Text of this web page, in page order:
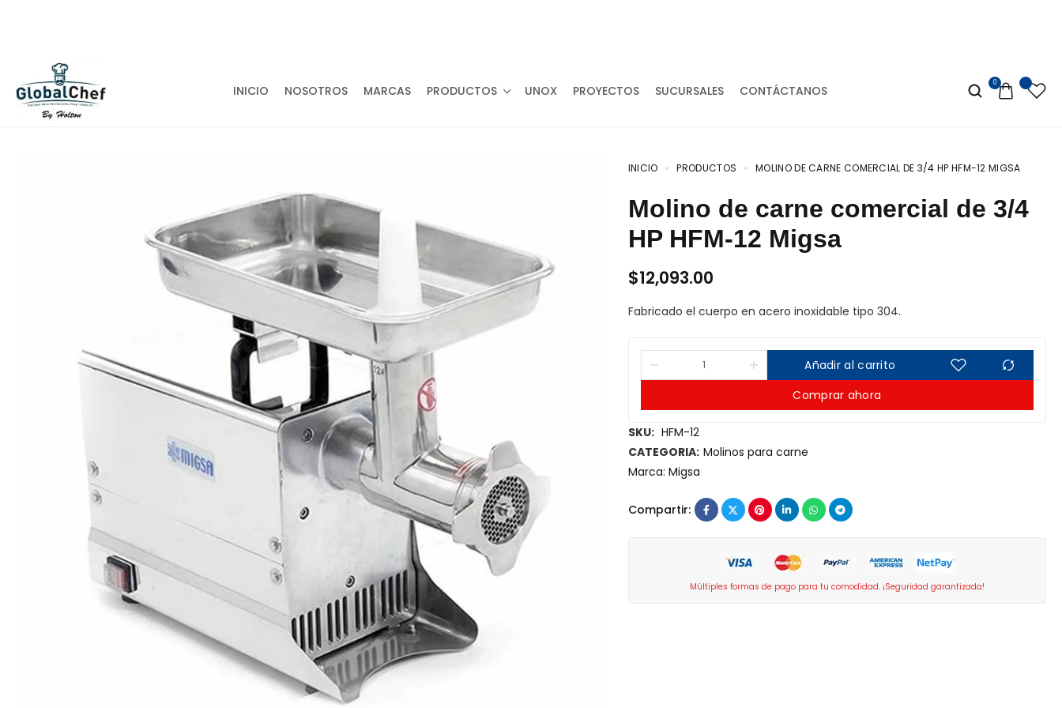
INICIO NOSOTROS MARCAS PRODUCTOS UNOX PROYECTOS SUCURSALES CONTÁCTANOS
0
INICIO PRODUCTOS MOLINO DE CARNE COMERCIAL DE 3/4 HP HFM-12 MIGSA
Molino de carne comercial de 3/4
HP HFM-12 Migsa
$12,093.00
Fabricado el cuerpo en acero inoxidable tipo 304.
Añadir al carrito
Comprar ahora
SKU: HFM-12
CATEGORIA: Molinos para carne
Marca: Migsa
Compartir:
Múltiples formas de pago para tu comodidad. ¡Seguridad garantizada!